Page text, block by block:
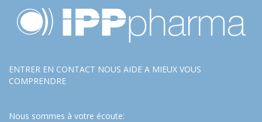
ENTRER EN CONTACT NOUS AIDE A MIEUX VOUS
COMPRENDRE
Nous sommes à votre écoute: